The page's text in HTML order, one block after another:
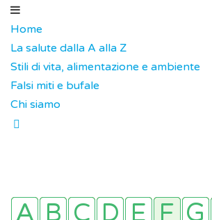
Home
La salute dalla A alla Z
Stili di vita, alimentazione e ambiente
Falsi miti e bufale
Chi siamo